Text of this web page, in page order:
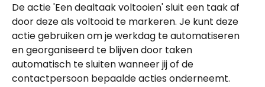
De actie 'Een dealtaak voltooien' sluit een taak af
door deze als voltooid te markeren. Je kunt deze
actie gebruiken om je werkdag te automatiseren
en georganiseerd te blijven door taken
automatisch te sluiten wanneer jij of de
contactpersoon bepaalde acties onderneemt.